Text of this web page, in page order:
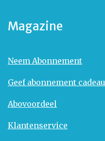
Magazine
Neem Abonnement
Geef abonnement cadeau
Abovoordeel
Klantenservice